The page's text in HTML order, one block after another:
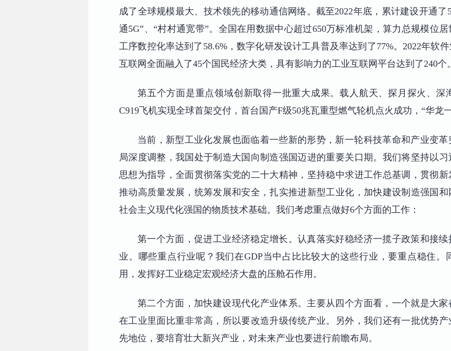
成了全球规模最大、技术领先的移动通信网络。截至2022年底，累计建设开通了
通5G”、“村村通宽带”。全国在用数据中心超过650万标准机架，算力总规模位
工序数控化率达到了58.6%，数字化研发设计工具普及率达到了77%。2022年软
互联网全面融入了45个国民经济大类，具有影响力的工业互联网平台达到了240个。
第五个方面是重点领域创新取得一批重大成果。载人航天、探月探火、深
C919飞机实现全球首架交付，首台国产F级50兆瓦重型燃气轮机点火成功，“华龙
当前，新型工业化发展也面临着一些新的形势，新一轮科技革命和产业变
局深度调整，我国处于制造大国向制造强国迈进的重要关口期。我们将坚持以
思想为指导，全面贯彻落实党的二十大精神，坚持稳中求进工作总基调，贯彻新
推动高质量发展，统筹发展和安全，扎实推进新型工业化，加快建设制造强国
社会主义现代化强国的物质技术基础。我们考虑重点做好6个方面的工作：
第一个方面，促进工业经济稳定增长。认真落实好稳经济一揽子政策和接
业。哪些重点行业呢？我们在GDP当中占比比较大的这些行业，要重点稳住。
用，发挥好工业稳定宏观经济大盘的压舱石作用。
第二个方面，加快建设现代化产业体系。主要从四个方面看，一个就是大
在工业里面比重非常高，所以要改造升级传统产业。另外，我们还有一批优势
先地位，要培育壮大新兴产业，对未来产业也要进行前瞻布局。